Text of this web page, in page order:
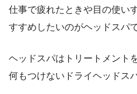
仕事で疲れたときや目の使い
すすめしたいのがヘッドスパで
ヘッドスパはトリートメント
何もつけないドライヘッドス